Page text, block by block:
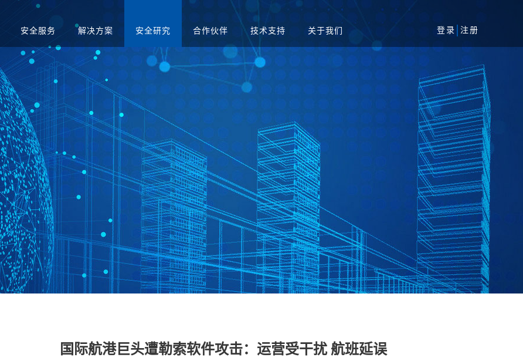
登录 注册
中管理系
日志审计平台 配置核查系统 资产攻击面管理平台
频网闸 入侵防御系统 病毒威胁防护系统 抗拒绝服务系统
警系统 信息审计
火墙 网页防篡改 服务器群组防护系统 WEB漏扫系统 蜜罐系统
审计系统
电子文档打印与刻录
存储介质消除系统
全综合靶
工控网络监测审计
工控主机安全卫士 工控安全评估系统
工控安全运维管理
工控日志收集与分
安全服务
演练服务 渗透测试服务 安全运营服务 红蓝对抗服务
规咨询服务 安全培训服务
解决方案
医疗 智慧矿山 运营商 金融
安全研究 合作伙伴 技术支持
售后服务
关于我们
人才招聘
会招聘
园招聘
国际航港巨头遭勒索软件攻击：运营受干扰 航班延误